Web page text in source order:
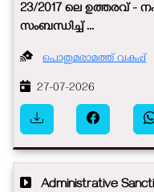
23/2017 ലെ ഉത്തരവ് -
സംബന്ധിച്ച് ...
പൊതുമരാമത്ത് വകുപ്പ്
27-07-2026
Administrative